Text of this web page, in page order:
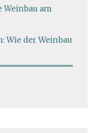
Weinbau am
Wie der Weinbau